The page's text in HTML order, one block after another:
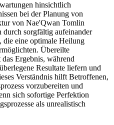
hinsichtlich
bei der Planung von
von Nae'Qwan Tomlin
durch sorgfältig aufeinander
die eine optimale Heilung
Übereilte
Ergebnis, während
Resultate liefern und
Verständnis hilft Betroffenen,
vorzubereiten und
sich sofortige Perfektion
als unrealistisch